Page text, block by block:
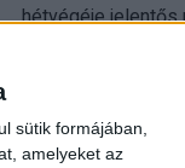
sütik formájában,
amelyeket az
hétvégéje jelentős
aktivitásban
kiderül, hogy a
versenyhétvégén
hétvégéhez